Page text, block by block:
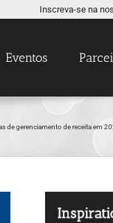
Inscreva-se na
Eventos
de gerenciamento de receita em